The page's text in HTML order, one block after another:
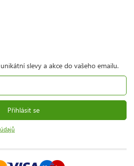
slevy a akce do vašeho emailu.
Přihlásit se